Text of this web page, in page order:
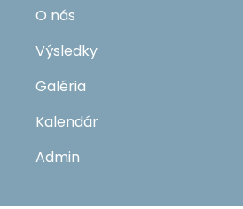
O nás
Výsledky
Galéria
Kalendár
Admin